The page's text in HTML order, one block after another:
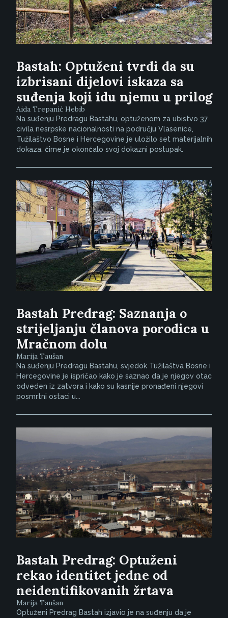
Bastah: Optuženi tvrdi da su
izbrisani dijelovi iskaza sa
suđenja koji idu njemu u prilog
Aida Trepanić Hebib
Na suđenju Predragu Bastahu, optuženom za ubistvo 37
civila nesrpske nacionalnosti na području Vlasenice,
Tužilaštvo Bosne i Hercegovine je uložilo set materijalnih
dokaza, čime je okončalo svoj dokazni postupak.
Bastah Predrag: Saznanja o
strijeljanju članova porodica u
Mračnom dolu
Marija Taušan
Na suđenju Predragu Bastahu, svjedok Tužilaštva Bosne i
Hercegovine je ispričao kako je saznao da je njegov otac
odveden iz zatvora i kako su kasnije pronađeni njegovi
posmrtni ostaci u...
Bastah Predrag: Optuženi
rekao identitet jedne od
neidentifikovanih žrtava
Marija Taušan
Optuženi Predrag Bastah izjavio je na suđenju da je